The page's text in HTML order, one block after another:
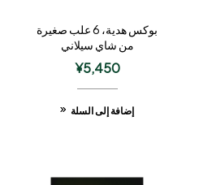
بوكس هدية، 6 علب صغيرة
من شاي سيلاني
¥5,450
إضافة إلى السلة